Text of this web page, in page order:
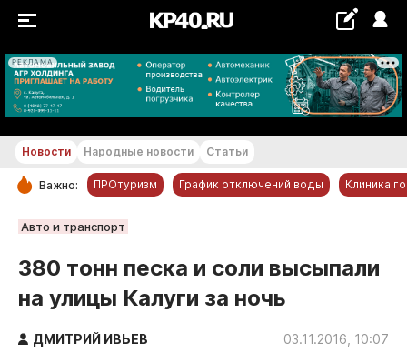
РЕКЛАМА
+21...+22 °С
РУБРИКИ
Статьи
Народные новости
Новости Народные новости Статьи
Важно: ПРОтуризм График отключений воды Клиника
Авто и транспорт
380 тонн песка и соли высыпали
на улицы Калуги за ночь
ДМИТРИЙ ИВЬЕВ 03.11.2016, 10:07